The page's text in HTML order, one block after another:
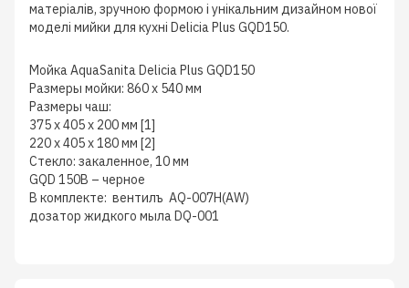
матеріалів, зручною формою і унікальним дизайном нової
моделі мийки для кухні Delicia Plus GQD150.
Мойка AquaSanita Delicia Plus GQD150
Размеры мойки: 860 x 540 мм
Размеры чаш:
375 x 405 x 200 мм [1]
220 x 405 x 180 мм [2]
Стекло: закаленное, 10 мм
GQD 150B – черное
В комплекте: вентилъ AQ-007H(AW)
дозатор жидкого мыла DQ-001